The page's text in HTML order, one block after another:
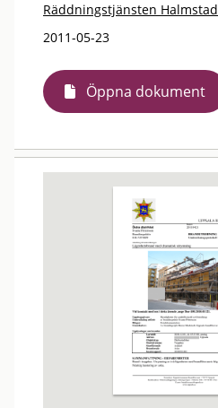
Räddningstjänsten Halmstad
2011-05-23
Öppna dokument